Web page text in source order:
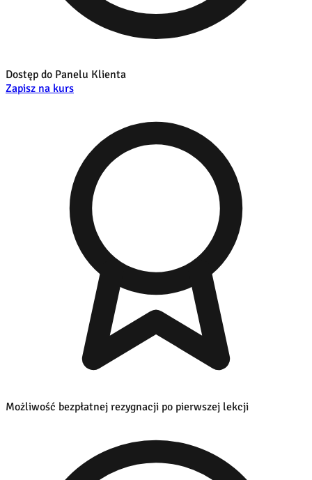
Dostęp do Panelu Klienta
Zapisz na kurs
Możliwość bezpłatnej rezygnacji po pierwszej lekcji